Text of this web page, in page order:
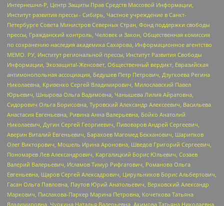
Интернешнл-Р, Центр Защиты Прав Средств Массовой Информации,
Институт развития прессы - Сибирь, Частное учреждение в Санкт-
Петербурге Совета Министров Северных Стран, Фонд поддержки свободы
прессы, Гражданский контроль, Человек и Закон, Общественная комиссия
по сохранению наследия академика Сахарова, Информационное агентство
МЕМО. РУ, Институт региональной прессы, Институт Развития Свободы
Информации, Экозащита!-Женсовет, Общественный вердикт, Евразийская
антимонопольная ассоциация, Бедушев Петр Петрович, Дзугкоева Регина
Николаевна, Кривенко Сергей Владимирович, Милославский Павел
Юрьевич, Шнырова Ольга Вадимовна, Чанышева Лилия Айратовна,
Сидорович Ольга Борисовна, Туровский Александр Алексеевич, Васильева
Анастасия Евгеньевна, Ривина Анна Валерьевна, Бойко Анатолий
Николаевич, Дугин Сергей Георгиевич, Пивоваров Андрей Сергеевич,
Аверин Виталий Евгеньевич, Барахоев Магомед Бекханович, Шарипков
Олег Викторович, Мошель Ирина Ароновна, Шведов Григорий Сергеевич,
Пономарев Лев Александрович, Каргалицкий Борис Юльевич, Созаев
Валерий Валерьевич, Исламов Тимур Рифгатович, Романова Ольга
Евгеньевна, Щаров Сергей Алексадрович, Цирульников Борис Альбертович,
Гасан Ольга Павловна, Паутов Юрий Анатольевич, Верховский Александр
Маркович, Пислакова-Паркер Марина Петровна, Кочеткова Татьяна
Владимировна, Чуркина Наталья Валерьевна, Акимова Татьяна Николаевна,